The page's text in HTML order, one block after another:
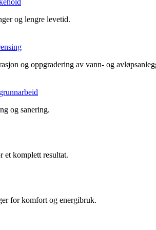
og lengre levetid.
og oppgradering av vann- og
og sanering.
et komplett resultat.
for komfort og energibruk.